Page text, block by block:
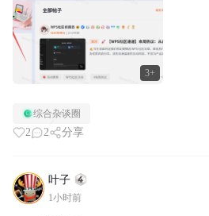
3+
综合杂谈圈
2 2 分享
叶子
1小时前